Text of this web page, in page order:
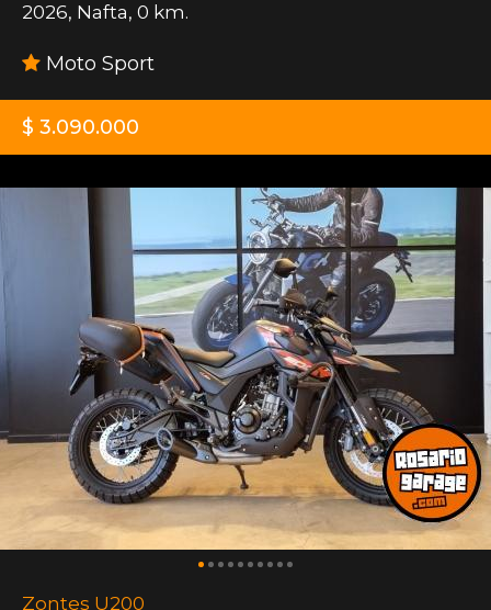
2026, Nafta, 0 km.
Moto Sport
$ 3.090.000
Zontes U200